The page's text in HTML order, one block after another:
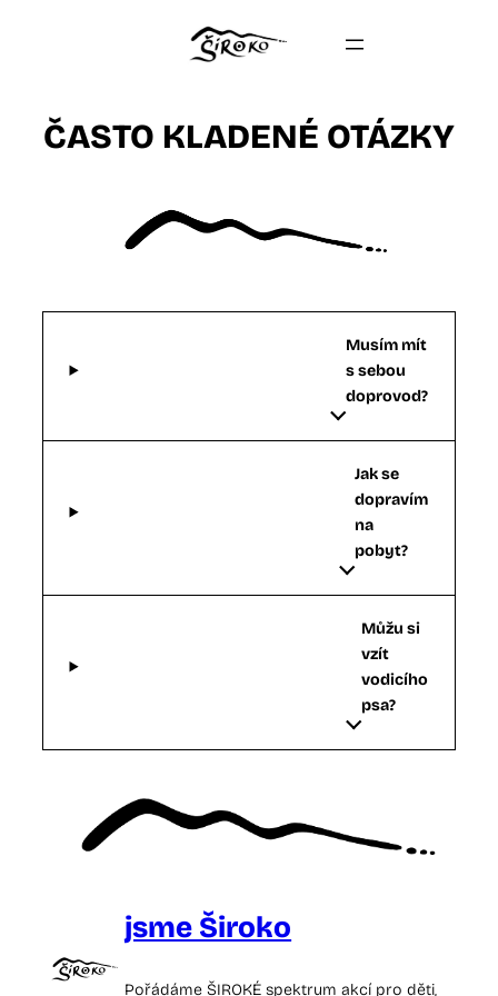
ČASTO KLADENÉ OTÁZKY
Musím mít
s sebou
doprovod?
Jak se
dopravím
na
pobyt?
Můžu si
vzít
vodicího
psa?
jsme Široko
Pořádáme ŠIROKÉ spektrum akcí pro děti,